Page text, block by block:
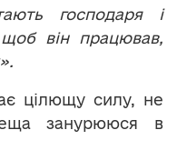
господаря і
він працював,
цілющу силу, не
занурююся в